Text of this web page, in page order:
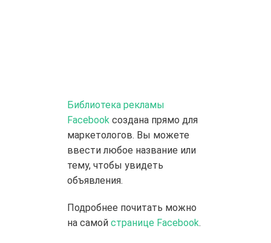
Библиотека рекламы
Facebook создана прямо для
маркетологов. Вы можете
ввести любое название или
тему, чтобы увидеть
объявления.
Подробнее почитать можно
на самойстранице Facebook.